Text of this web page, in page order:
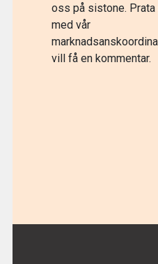
oss på sistone. Prata
med vår
vill få en kommentar.